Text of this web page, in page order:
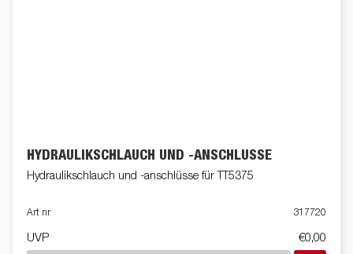
HYDRAULIKSCHLAUCH UND -ANSCHLÜSSE
Hydraulikschlauch und -anschlüsse für TT5375
Art nr 317720
UVP €0,00